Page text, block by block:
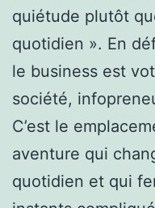
quiétude plutôt
quotidien ». En
le business est
société,
C’est le
aventure qui
quotidien et qui